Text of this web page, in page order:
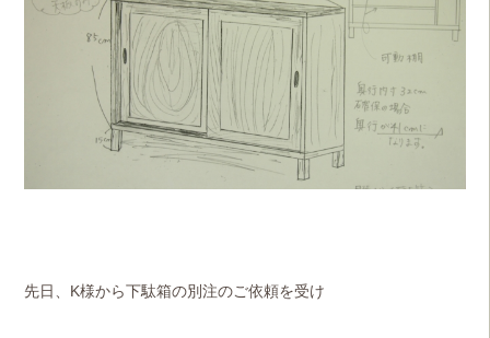
先日、K様から下駄箱の別注のご依頼を受け